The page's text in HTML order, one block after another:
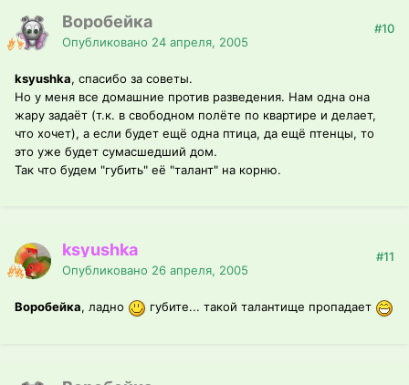
Воробейка
Опубликовано 24 апреля, 2005
#10
ksyushka, спасибо за советы.
Но у меня все домашние против разведения. Нам одна она
жару задаёт (т.к. в свободном полёте по квартире и делает,
что хочет), а если будет ещё одна птица, да ещё птенцы, то
это уже будет сумасшедший дом.
Так что будем "губить" её "талант" на корню.
ksyushka
Опубликовано 26 апреля, 2005
#11
Воробейка, ладно губите... такой талантище пропадает